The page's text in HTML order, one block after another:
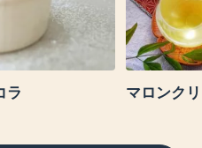
ラ マロンク